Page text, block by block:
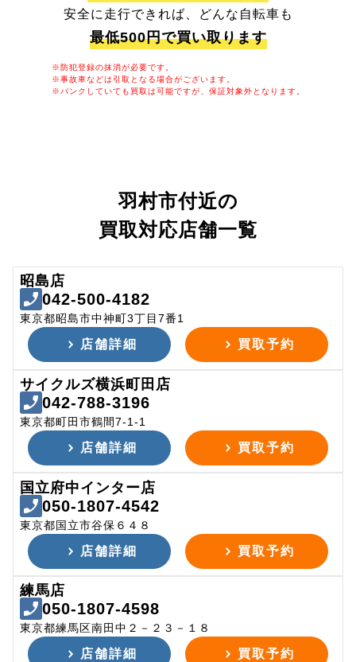
安全に走行できれば、どんな自転車も
最低500円で買い取ります
※防犯登録の抹消が必要です。
※事故車などは引取となる場合がございます。
※パンクしていても買取は可能ですが、保証対象外となります。
羽村市付近の
買取対応店舗一覧
昭島店
042-500-4182
東京都昭島市中神町3丁目7番1
店舗詳細 買取予約
サイクルズ横浜町田店
042-788-3196
東京都町田市鶴間7-1-1
店舗詳細 買取予約
国立府中インター店
050-1807-4542
東京都国立市谷保６４８
店舗詳細 買取予約
練馬店
050-1807-4598
東京都練馬区南田中２－２３－１８
店舗詳細 買取予約